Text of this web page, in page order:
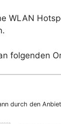
WLAN
folgenden
durch den